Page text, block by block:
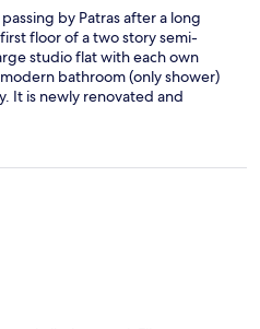
by Patras after a long
floor of a two story semi-
studio flat with each own
bathroom (only shower)
It is newly renovated and
you'd expect from a 5 star
limited. The area has a large
we very polite and attentive.
for families with children.